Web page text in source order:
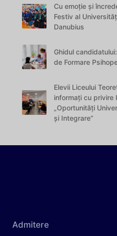
Cu emoție și
Festiv al
Danubius
Ghidul
de Formare
Elevii Liceului
informați cu privire
„Oportunități
și Integrare”
Admitere